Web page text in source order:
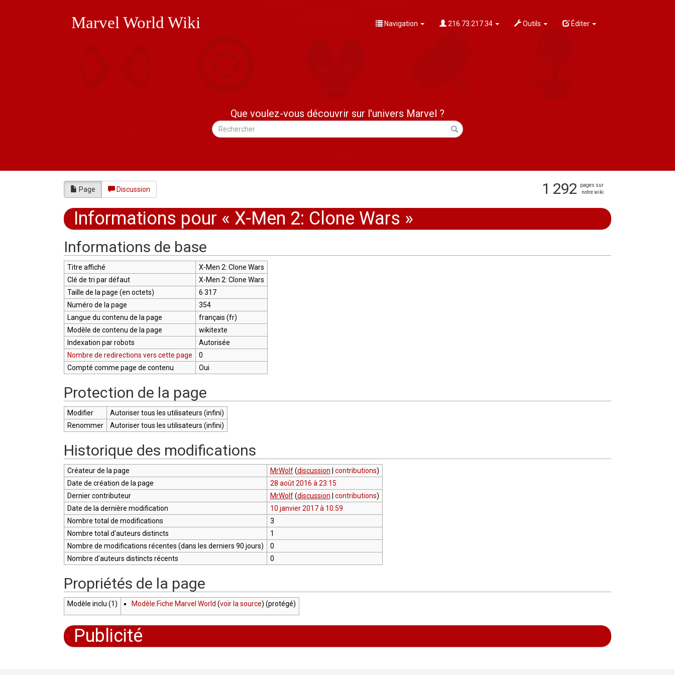
Marvel World Wiki Navigation 216.73.217.34 Outils Éditer
Que voulez-vous découvrir sur l'univers Marvel ?
Page Discussion 1 292
pages sur
notre wiki
Informations pour « X-Men 2: Clone Wars »
Informations de base
Titre affiché
X-Men 2: Clone Wars
Clé de tri par défaut
X-Men 2: Clone Wars
Taille de la page (en octets)
6 317
Numéro de la page
354
Langue du contenu de la page
français (fr)
Modèle de contenu de la page
wikitexte
Indexation par robots
Autorisée
Nombre de redirections vers cette page
0
Compté comme page de contenu
Oui
Protection de la page
Modifier
Autoriser tous les utilisateurs (infini)
Renommer
Autoriser tous les utilisateurs (infini)
Historique des modifications
Créateur de la page MrWolf (discussion contributions)
Date de création de la page
28 août 2016 à 23:15
Dernier contributeur
MrWolf (discussion contributions)
Date de la dernière modification
10 janvier 2017 à 10:59
Nombre total de modifications
3
Nombre total d'auteurs distincts
1
Nombre de modifications récentes (dans les derniers 90 jours)
0
Nombre d'auteurs distincts récents
0
Propriétés de la page
Modèle inclu (1) Modèle:Fiche Marvel World (voir la source) (protégé)
Publicité